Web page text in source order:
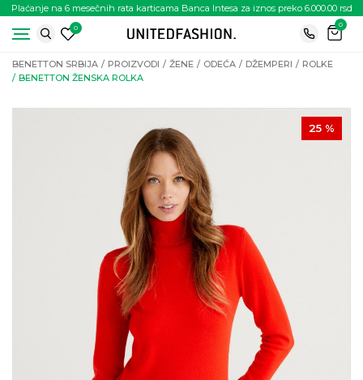
Plaćanje na 6 mesečnih rata karticama Banca Intesa za iznos preko 6.000.00 rsd
0
0
BENETTON SRBIJA PROIZVODI ŽENE ODEĆA DŽEMPERI
ROLKE
BENETTON ŽENSKA ROLKA
25 %